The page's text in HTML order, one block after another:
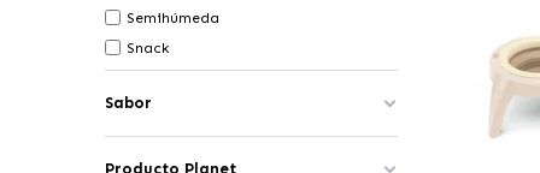
Semihúmeda
Snack
Sabor
Producto Planet